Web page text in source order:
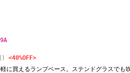
) <40%OFF>
に買えるランプベース。ステンドグラスでも